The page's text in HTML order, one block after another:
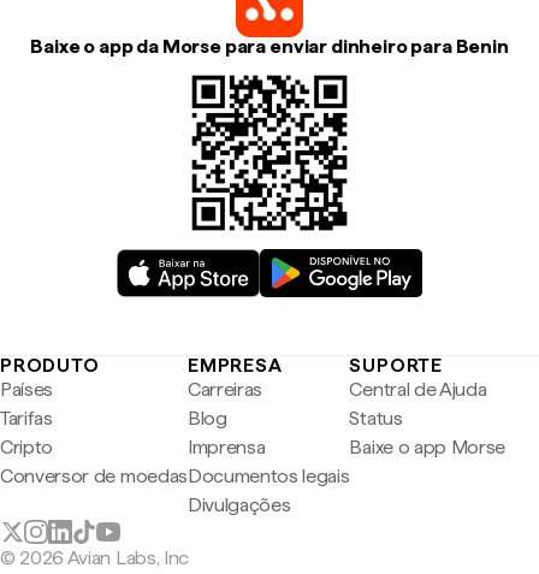
Baixe o app da Morse para enviar dinheiro para Benin
PRODUTO
Países
Tarifas
Cripto
Conversor de moedas
EMPRESA
Carreiras
Blog
Imprensa
Documentos legais
Divulgações
SUPORTE
Central de Ajuda
Status
Baixe o app Morse
© 2026 Avian Labs, Inc